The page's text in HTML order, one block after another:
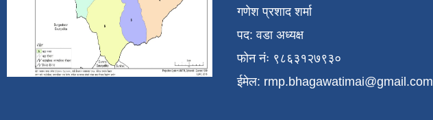
गणेश प्रशाद शर्मा
पद: वडा अध्यक्ष
फोन नंः ९८६३१२७९३०
ईमेल: rmp.bhagawatimai@gmail.com